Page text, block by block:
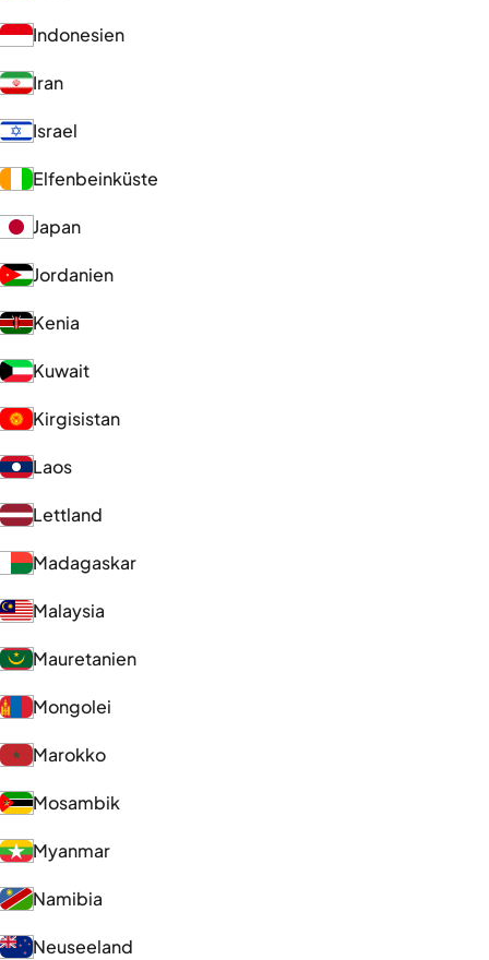
Indonesien
Iran
Israel
Elfenbeinküste
Japan
Jordanien
Kenia
Kuwait
Kirgisistan
Laos
Lettland
Madagaskar
Malaysia
Mauretanien
Mongolei
Marokko
Mosambik
Myanmar
Namibia
Neuseeland